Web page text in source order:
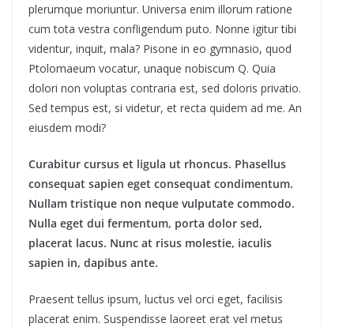
plerumque moriuntur. Universa enim illorum ratione
cum tota vestra confligendum puto. Nonne igitur tibi
videntur, inquit, mala? Pisone in eo gymnasio, quod
Ptolomaeum vocatur, unaque nobiscum Q. Quia
dolori non voluptas contraria est, sed doloris privatio.
Sed tempus est, si videtur, et recta quidem ad me. An
eiusdem modi?
Curabitur cursus et ligula ut rhoncus. Phasellus
consequat sapien eget consequat condimentum.
Nullam tristique non neque vulputate commodo.
Nulla eget dui fermentum, porta dolor sed,
placerat lacus. Nunc at risus molestie, iaculis
sapien in, dapibus ante.
Praesent tellus ipsum, luctus vel orci eget, facilisis
placerat enim. Suspendisse laoreet erat vel metus